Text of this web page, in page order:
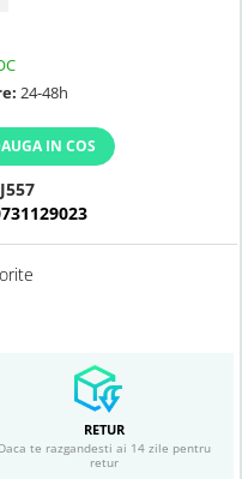
24-48h
IN COS
RETUR
Daca te razgandesti ai 14 zile pentru
retur